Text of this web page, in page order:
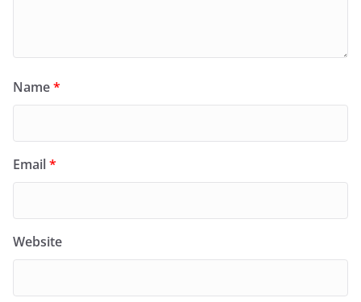
Name*
Email*
Website